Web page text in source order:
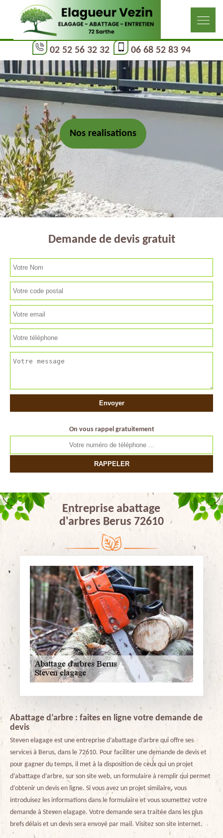
02 52 56 32 32 06 68 52 83 94
Nos realisations
Demande de devis gratuit
On vous rappel gratuitement
Entreprise abattage
d'arbres Berus 72610
Abattage d’arbre : faites en ligne votre demande de
devis
Steven elagage est une entreprise d’abattage d’arbre qui offre ses
services à Berus, dans le 72610. Pour faciliter une demande de devis et
pour gagner du temps, il met à la disposition de ceux qui un projet
d’abattage d’arbre, sur son site web, un formulaire à remplir qui permet
d’obtenir un devis en ligne. Si vous avez un projet similaire, vous
introduisez les informations dans le formulaire et vous soumettez votre
demande à Steven elagage. Votre demande sera traitée dans les plus
brefs délais et un devis sera envoyé par mail. Visitez son site internet.